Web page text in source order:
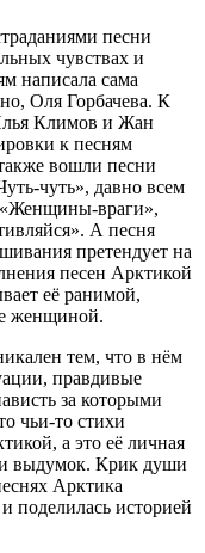
песни
чувствах и
написала сама
Оля Горбачева. К
Климов и Жан
к песням
вошли песни
чуть», давно всем
враги»,
А песня
претендует на
песен Арктикой
её ранимой,
женщиной.
тем, что в нём
правдивые
за которыми
чьи-то стихи
а это её личная
и выдумок. Крик души
Арктика
поделилась историей